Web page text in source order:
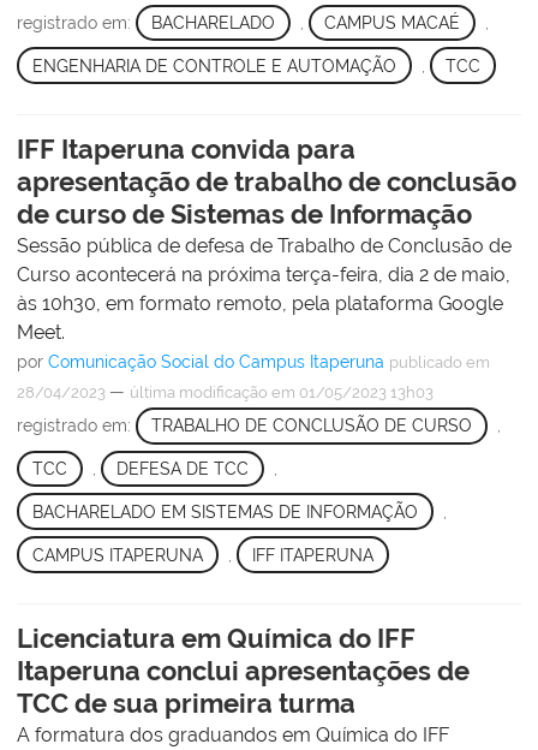
registrado em: BACHARELADO CAMPUS MACAÉ
ENGENHARIA DE CONTROLE E AUTOMAÇÃO TCC
IFF Itaperuna convida para
apresentação de trabalho de conclusão
de curso de Sistemas de Informação
Sessão pública de defesa de Trabalho de Conclusão de
Curso acontecerá na próxima terça-feira, dia 2 de maio,
às 10h30, em formato remoto, pela plataforma Google
Meet.
por Comunicação Social do Campus Itaperuna publicado em
28/04/2023 — última modificação em 01/05/2023 13h03
registrado em: TRABALHO DE CONCLUSÃO DE CURSO ,
TCC DEFESA DE TCC
BACHARELADO EM SISTEMAS DE INFORMAÇÃO
CAMPUS ITAPERUNA IFF ITAPERUNA
Licenciatura em Química do IFF
Itaperuna conclui apresentações de
TCC de sua primeira turma
A formatura dos graduandos em Química do IFF